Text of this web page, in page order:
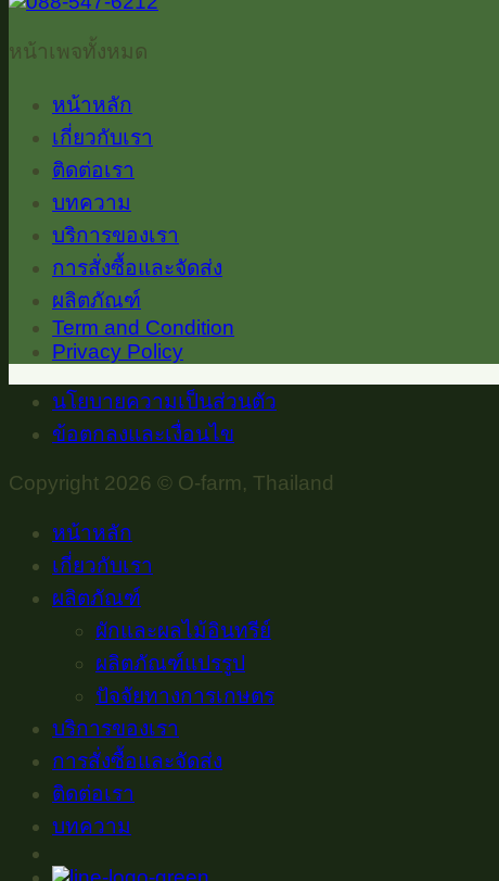
หน้าเพจทั้งหมด
หน้าหลัก
เกี่ยวกับเรา
ติดต่อเรา
บทความ
บริการของเรา
การสั่งซื้อและจัดส่ง
ผลิตภัณฑ์
Term and Condition
Privacy Policy
นโยบายความเป็นส่วนตัว
ข้อตกลงและเงื่อนไข
Copyright 2026 © O-farm, Thailand
หน้าหลัก
เกี่ยวกับเรา
ผลิตภัณฑ์
ผักและผลไม้อินทรีย์
ผลิตภัณฑ์แปรรูป
ปัจจัยทางการเกษตร
บริการของเรา
การสั่งซื้อและจัดส่ง
ติดต่อเรา
บทความ